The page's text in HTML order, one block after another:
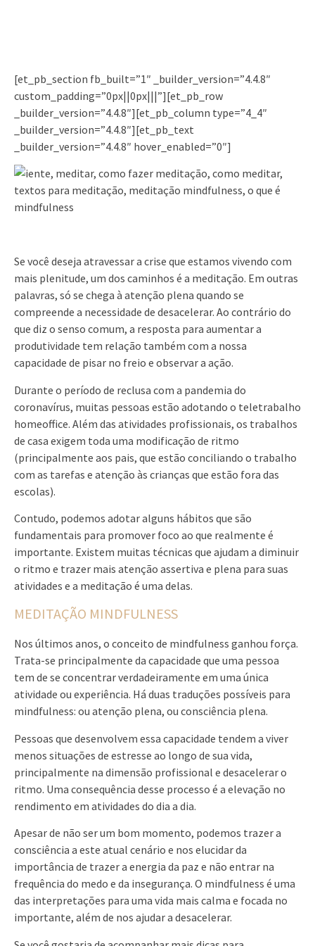
[et_pb_section fb_built=”1″ _builder_version=”4.4.8″
custom_padding=”0px||0px|||”][et_pb_row
_builder_version=”4.4.8″][et_pb_column type=”4_4″
_builder_version=”4.4.8″][et_pb_text
_builder_version=”4.4.8″ hover_enabled=”0″]
Se você deseja atravessar a crise que estamos vivendo com
mais plenitude, um dos caminhos é a meditação. Em outras
palavras, só se chega à atenção plena quando se
compreende a necessidade de desacelerar. Ao contrário do
que diz o senso comum, a resposta para aumentar a
produtividade tem relação também com a nossa
capacidade de pisar no freio e observar a ação.
Durante o período de reclusa com a pandemia do
coronavírus, muitas pessoas estão adotando o teletrabalho
homeoffice. Além das atividades profissionais, os trabalhos
de casa exigem toda uma modificação de ritmo
(principalmente aos pais, que estão conciliando o trabalho
com as tarefas e atenção às crianças que estão fora das
escolas).
Contudo, podemos adotar alguns hábitos que são
fundamentais para promover foco ao que realmente é
importante. Existem muitas técnicas que ajudam a diminuir
o ritmo e trazer mais atenção assertiva e plena para suas
atividades e a meditação é uma delas.
MEDITAÇÃO MINDFULNESS
Nos últimos anos, o conceito de mindfulness ganhou força.
Trata-se principalmente da capacidade que uma pessoa
tem de se concentrar verdadeiramente em uma única
atividade ou experiência. Há duas traduções possíveis para
mindfulness: ou atenção plena, ou consciência plena.
Pessoas que desenvolvem essa capacidade tendem a viver
menos situações de estresse ao longo de sua vida,
principalmente na dimensão profissional e desacelerar o
ritmo. Uma consequência desse processo é a elevação no
rendimento em atividades do dia a dia.
Apesar de não ser um bom momento, podemos trazer a
consciência a este atual cenário e nos elucidar da
importância de trazer a energia da paz e não entrar na
frequência do medo e da insegurança. O mindfulness é uma
das interpretações para uma vida mais calma e focada no
importante, além de nos ajudar a desacelerar.